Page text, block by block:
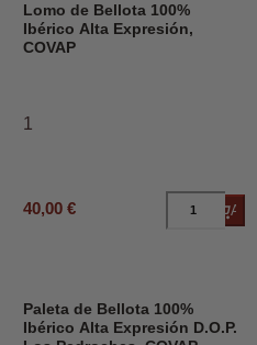
al carrito
Lomo de Bellota 100%
Ibérico Alta Expresión,
COVAP
1
40,00 €
Paleta de Bellota 100%
Ibérico Alta Expresión D.O.P.